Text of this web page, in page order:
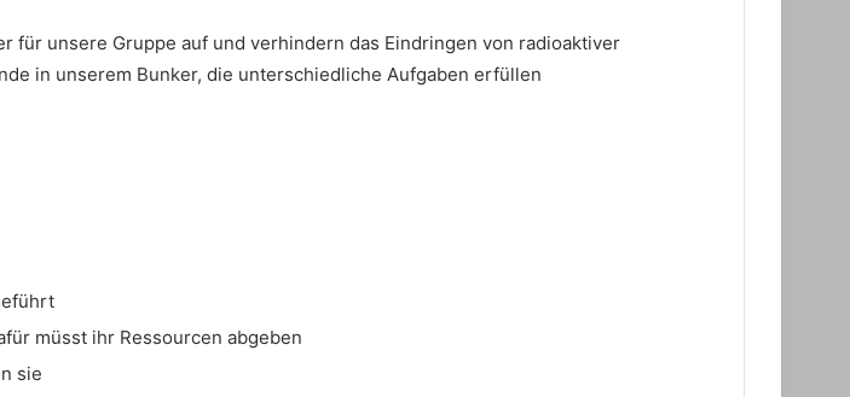
unsere Gruppe auf und verhindern das Eindringen von radioaktiver
in unserem Bunker, die unterschiedliche Aufgaben erfüllen
müsst ihr Ressourcen abgeben
sie